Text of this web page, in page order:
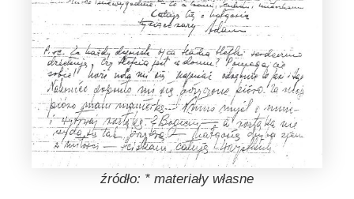
źródło: * materiały własne